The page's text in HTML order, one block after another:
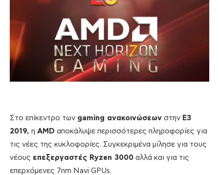
Στο επίκεντρο των gaming ανακοινώσεων στην E3
2019, η AMD αποκάλυψε περισσότερες πληροφορίες για
τις νέες της κυκλοφορίες. Συγκεκριμένα μίλησε για τους
νέους επεξεργαστές Ryzen 3000 αλλά και για τις
επερχόμενες 7nm Navi GPUs.